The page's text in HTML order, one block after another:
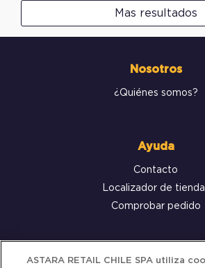
Mas resultados
Nosotros
¿Quiénes somos?
Ayuda
Contacto
Localizador de
Comprobar pedido
Servicio al
ASTARA RETAIL CHILE SPA utiliza